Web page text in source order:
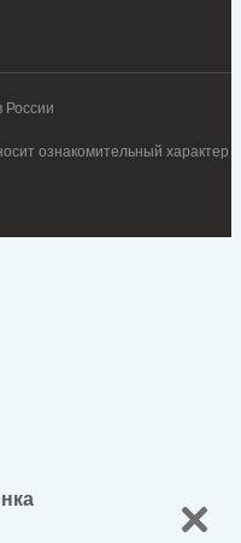
ознакомительный характер